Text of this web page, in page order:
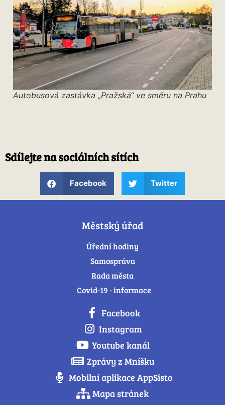
Autobusová zastávka „Pražská“ ve směru na Prahu
Sdílejte na sociálních sítích
Facebook Twitter
Městský úřad
Úřední hodiny
Samospráva
Rada města
Covid-19 - informace
Facebook
Instagram
Youtube kanál
Zprávy z Mníšku
Mobilní aplikace AppSisto
Mapa stránek